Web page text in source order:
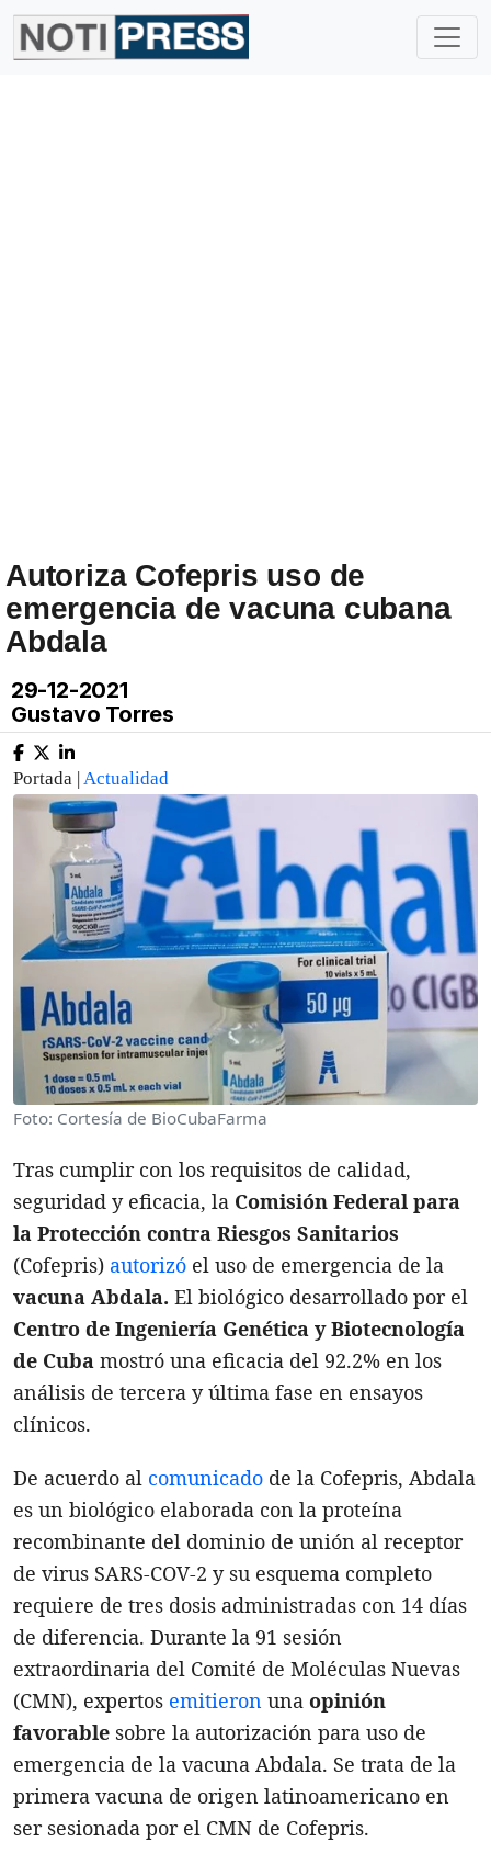
Autoriza Cofepris uso de
emergencia de vacuna cubana
Abdala
29-12-2021
Gustavo Torres
Portada |Actualidad
Foto: Cortesía de BioCubaFarma
Tras cumplir con los requisitos de calidad,
seguridad y eficacia, la Comisión Federal para
la Protección contra Riesgos Sanitarios
(Cofepris) autorizó el uso de emergencia de la
vacuna Abdala. El biológico desarrollado por el
Centro de Ingeniería Genética y Biotecnología
de Cuba mostró una eficacia del 92.2% en los
análisis de tercera y última fase en ensayos
clínicos.
De acuerdo al comunicado de la Cofepris, Abdala
es un biológico elaborada con la proteína
recombinante del dominio de unión al receptor
de virus SARS-COV-2 y su esquema completo
requiere de tres dosis administradas con 14 días
de diferencia. Durante la 91 sesión
extraordinaria del Comité de Moléculas Nuevas
(CMN), expertos emitieron una opinión
favorable sobre la autorización para uso de
emergencia de la vacuna Abdala. Se trata de la
primera vacuna de origen latinoamericano en
ser sesionada por el CMN de Cofepris.